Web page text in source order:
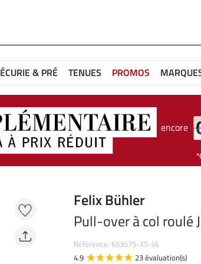
ÉCURIE & PRÉ TENUES PROMOS
encore
Felix Bühler
Pull-over à col roulé
Référence: 653575-XS-JA
4.9
23 évaluation(s)